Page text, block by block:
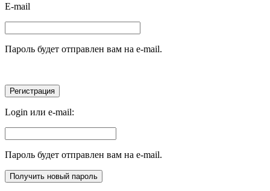
E-mail
Пароль будет отправлен вам на e-mail.
Login или e-mail:
Пароль будет отправлен вам на e-mail.